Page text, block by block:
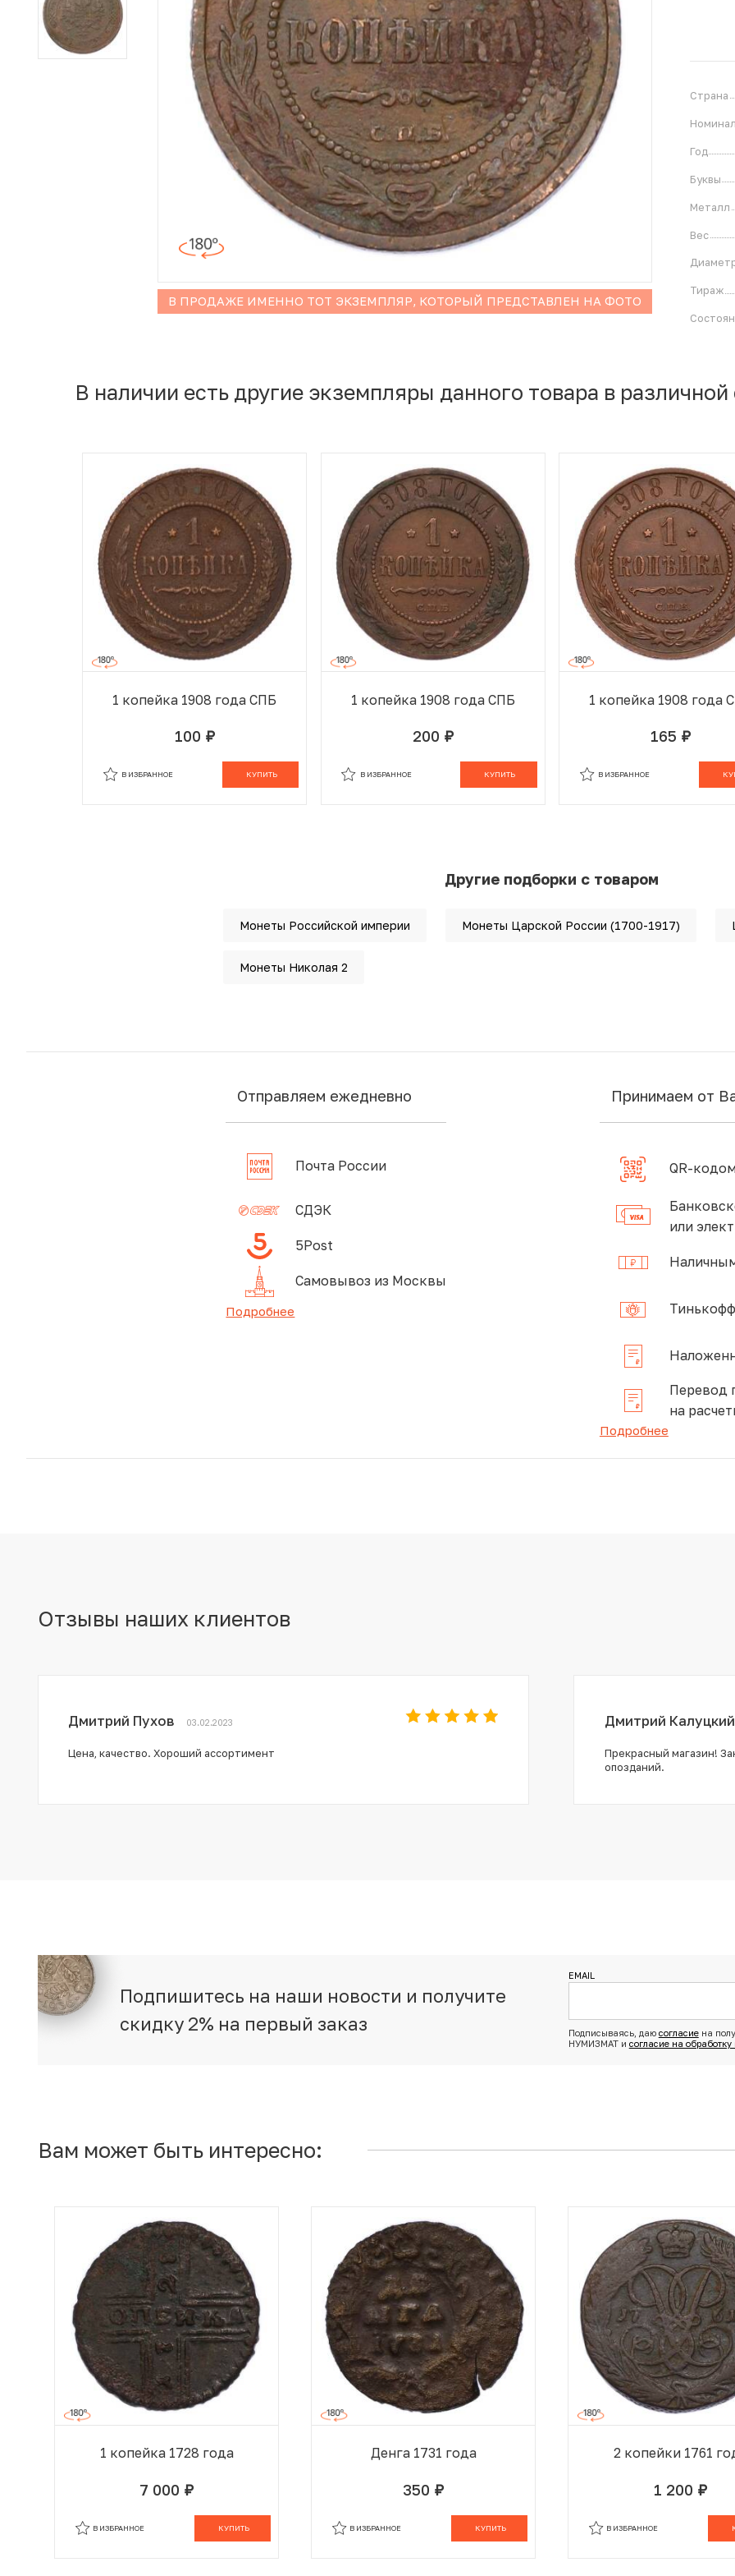
Иностранные монеты
Неофициальные выпуски монет (Unusual)
Античные и средневековые монеты
В ПРОДАЖЕ ИМЕННО ТОТ ЭКЗЕМПЛЯР, КОТОРЫЙ ПРЕДСТАВЛЕН НА ФОТО
Страна
Номинал
Год
Буквы
Металл
Вес
Тираж
В наличии есть другие экземпляры данного товара в различной
1 копейка 1908 года СПБ
100 руб.
КУПИТЬ
В ИЗБРАННОЕ
1 копейка 1908 года СПБ
200 руб.
КУПИТЬ
В ИЗБРАННОЕ
1 копейка 1908 года
165 руб.
В ИЗБРАННОЕ
Другие подборки с товаром
Монеты Российской империи Монеты Царской России (1700-1917)
Монеты Николая 2
Отправляем ежедневно
Почта России
СДЭК
5Post
Самовывоз из Москвы
Подробнее
Принимаем от
QR-
или
Перевод
на
Подробнее
Отзывы наших клиентов
Дмитрий Пухов 03.02.2023
Цена, качество. Хороший ассортимент
Дмитрий Калуцкий
Прекрасный магазин!
опозданий.
Подпишитесь на наши новости и получите
скидку 2% на первый заказ
EMAIL
Подписываясь, даю согласиена
НУМИЗМАТ и согласие на
Вам может быть интересно:
1 копейка 1728 года
7 000 руб.
КУПИТЬ
В ИЗБРАННОЕ
Денга 1731 года
350 руб.
КУПИТЬ
В ИЗБРАННОЕ
2 копейки 1761
1 200 руб.
В ИЗБРАННОЕ